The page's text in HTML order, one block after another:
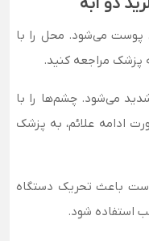
می‌شود. محل را با
پزشک مراجعه کنید.
می‌شود. چشم‌ها را با
ادامه علائم، به پزشک
باعث تحریک دستگاه
استفاده شود.